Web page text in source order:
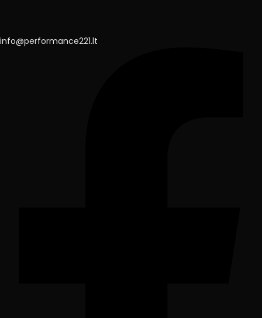
info@performance221.lt